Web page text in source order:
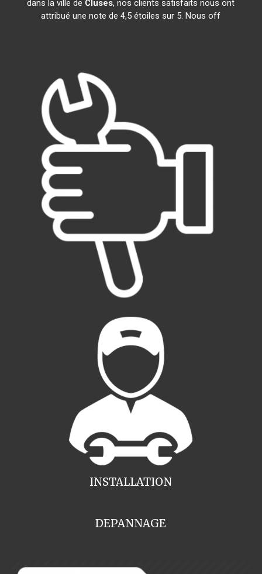
dans la ville de Cluses, nos clients satisfaits nous ont
attribué une note de 4,5 étoiles sur 5. Nous off
INSTALLATION
DEPANNAGE